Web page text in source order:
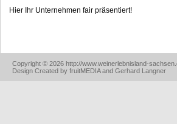
Hier Ihr Unternehmen fair präsentiert!
Copyright © 2026 http://www.weinerlebnisland-
Design Created by fruitMEDIA and Gerhard Langner